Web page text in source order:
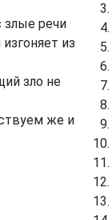
злые речи
из
зло не
же и